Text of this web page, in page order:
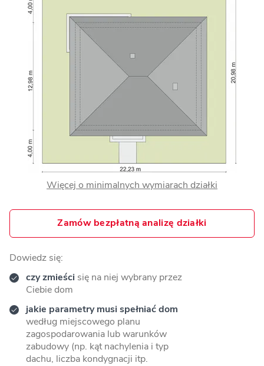
Więcej o minimalnych wymiarach działki
Zamów bezpłatną analizę działki
Dowiedz się:
czy zmieści się na niej wybrany przez
Ciebie dom
jakie parametry musi spełniać dom
według miejscowego planu
zagospodarowania lub warunków
zabudowy (np. kąt nachylenia i typ
dachu, liczba kondygnacji itp.